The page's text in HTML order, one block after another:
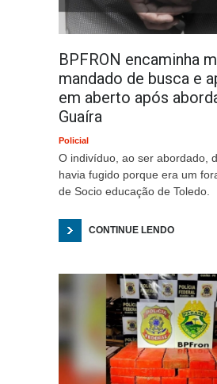
BPFRON encaminha
mandado de busca e
em aberto após
Guaíra
Policial
O indivíduo, ao ser abordado,
havia fugido porque era um
de Socio educação de Toledo.
CONTINUE LENDO